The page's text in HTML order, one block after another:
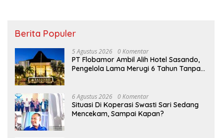
Berita Populer
5 Agustus 2026 0 Komentar
PT Flobamor Ambil Alih Hotel Sasando,
Pengelola Lama Merugi 6 Tahun Tanpa
6 Agustus 2026 0 Komentar
Situasi Di Koperasi Swasti Sari Sedang
Mencekam, Sampai Kapan?